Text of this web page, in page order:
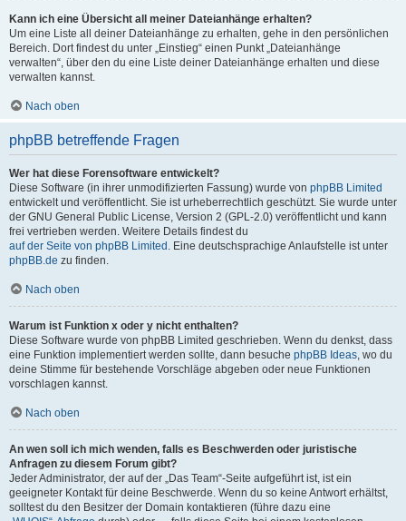
Kann ich eine Übersicht all meiner Dateianhänge erhalten?
Um eine Liste all deiner Dateianhänge zu erhalten, gehe in den persönlichen
Bereich. Dort findest du unter „Einstieg“ einen Punkt „Dateianhänge
verwalten“, über den du eine Liste deiner Dateianhänge erhalten und diese
verwalten kannst.
Nach oben
phpBB betreffende Fragen
Wer hat diese Forensoftware entwickelt?
Diese Software (in ihrer unmodifizierten Fassung) wurde von phpBB Limited
entwickelt und veröffentlicht. Sie ist urheberrechtlich geschützt. Sie wurde unter
der GNU General Public License, Version 2 (GPL-2.0) veröffentlicht und kann
frei vertrieben werden. Weitere Details findest du
auf der Seite von phpBB Limited . Eine deutschsprachige Anlaufstelle ist unter
phpBB.de zu finden.
Nach oben
Warum ist Funktion x oder y nicht enthalten?
Diese Software wurde von phpBB Limited geschrieben. Wenn du denkst, dass
eine Funktion implementiert werden sollte, dann besuche phpBB Ideas, wo du
deine Stimme für bestehende Vorschläge abgeben oder neue Funktionen
vorschlagen kannst.
Nach oben
An wen soll ich mich wenden, falls es Beschwerden oder juristische
Anfragen zu diesem Forum gibt?
Jeder Administrator, der auf der „Das Team“-Seite aufgeführt ist, ist ein
geeigneter Kontakt für deine Beschwerde. Wenn du so keine Antwort erhältst,
solltest du den Besitzer der Domain kontaktieren (führe dazu eine